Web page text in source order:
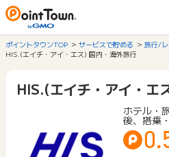
ポイントタウンTOP サービスで貯める
旅行/
HIS.(エイチ・アイ・エス) 国内・海外旅行
HIS.(エイチ・アイ・エ
ホテル・
後、搭乗